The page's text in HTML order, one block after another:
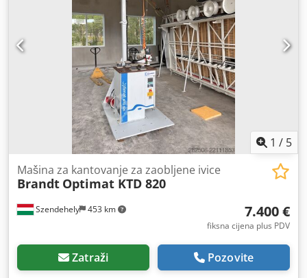
1 / 5
Szendehely 453 km
Mašina za kantovanje za zaobljene ivice
Brandt Optimat KTD 820
7.400 €
fiksna cijena plus PDV
Zatraži Pozovite